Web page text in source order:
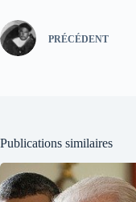
PRÉCÉDENT
Publications similaires